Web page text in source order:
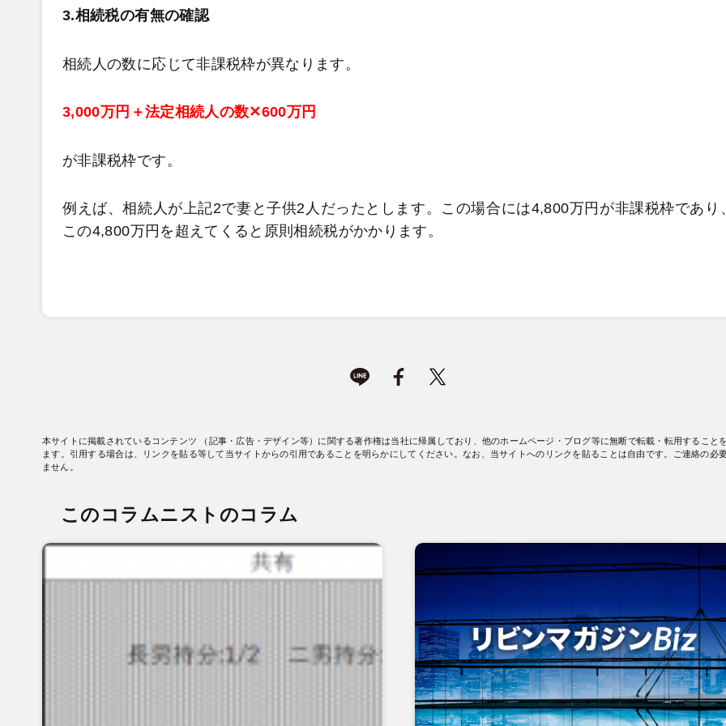
3.相続税の有無の確認
相続人の数に応じて非課税枠が異なります。
3,000万円＋法定相続人の数✕600万円
が非課税枠です。
例えば、相続人が上記2で妻と子供2人だったとします。この場合には4,800万円が非課税枠であり
この4,800万円を超えてくると原則相続税がかかります。
本サイトに掲載されているコンテンツ （記事・広告・デザイン等）に関する著作権は当社に帰属しており、他のホームページ・ブログ等に無断で転載・転用すること
ます。引用する場合は、リンクを貼る等して当サイトからの引用であることを明らかにしてください。なお、当サイトへのリンクを貼ることは自由です。ご連絡の必
ません。
このコラムニストのコラム